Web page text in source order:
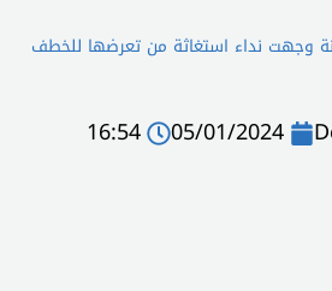
وجهت نداء استغاثة من تعرضها للخطف
05/01/2024
16:54